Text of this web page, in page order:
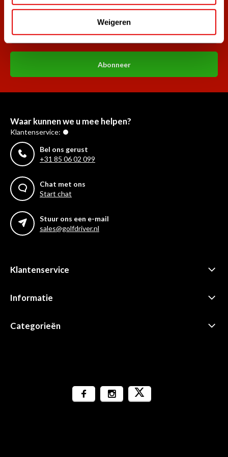
Weigeren
golf aanbiedingen!
Abonneer
Waar kunnen we u mee helpen?
Klantenservice:
Bel ons gerust
+31 85 06 02 099
Chat met ons
Start chat
Stuur ons een e-mail
sales@golfdriver.nl
Klantenservice
Informatie
Categorieën